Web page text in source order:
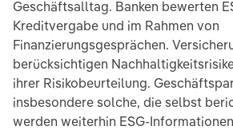
Geschäftsalltag. Banken bewerten
Kreditvergabe und im Rahmen von
Finanzierungsgesprächen.
berücksichtigen
ihrer Risikobeurteilung.
insbesondere solche, die selbst
werden weiterhin ESG-